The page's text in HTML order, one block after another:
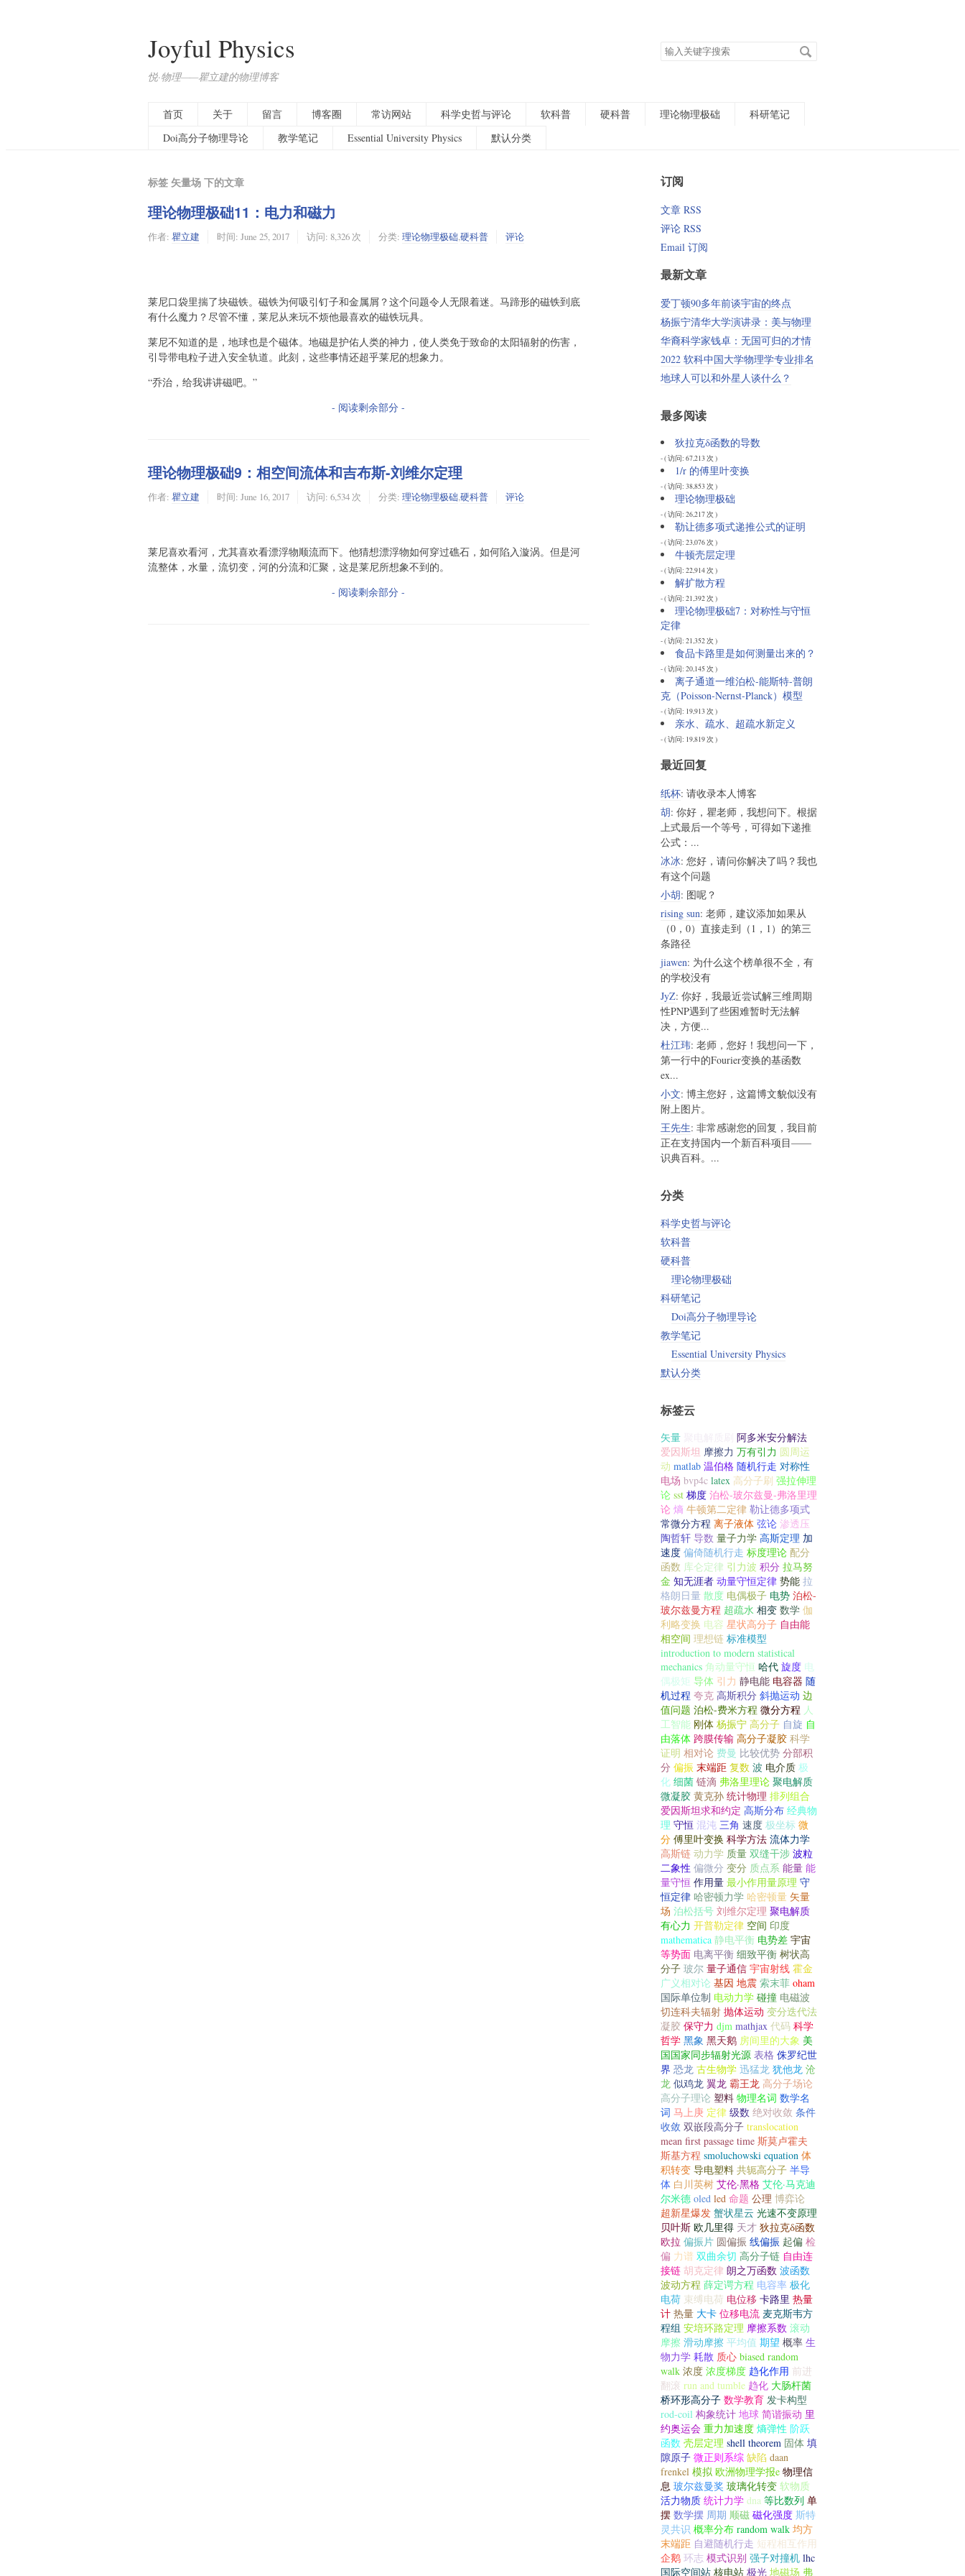
Joyful Physics
悦·物理——瞿立建的物理博客
搜
首页 关于 留言 博客圈 常访网站 科学史哲与评论 软科普 硬科普 理论物理极础
科研笔记
Doi高分子物理导论
教学笔记 Essential University Physics 默认分类
标签 矢量场 下的文章
理论物理极础11：电力和磁力
作者: 瞿立建 时间: June 25, 2017 访问: 8,326 次 分类: 理论物理极础,硬科普 评论
莱尼口袋里揣了块磁铁。磁铁为何吸引钉子和金属屑？这个问题令人无限着迷。马蹄形的磁铁到底
有什么魔力？尽管不懂，莱尼从来玩不烦他最喜欢的磁铁玩具。
莱尼不知道的是，地球也是个磁体。地磁是护佑人类的神力，使人类免于致命的太阳辐射的伤害，
引导带电粒子进入安全轨道。此刻，这些事情还超乎莱尼的想象力。
“乔治，给我讲讲磁吧。”
- 阅读剩余部分 -
理论物理极础9：相空间流体和吉布斯-刘维尔定理
作者: 瞿立建 时间: June 16, 2017 访问: 6,534 次 分类: 理论物理极础,硬科普 评论
莱尼喜欢看河，尤其喜欢看漂浮物顺流而下。他猜想漂浮物如何穿过礁石，如何陷入漩涡。但是河
流整体，水量，流切变，河的分流和汇聚，这是莱尼所想象不到的。
- 阅读剩余部分 -
订阅
文章 RSS
评论 RSS
Email 订阅
最新文章
爱丁顿90多年前谈宇宙的终点
杨振宁清华大学演讲录：美与物理
华裔科学家钱卓：无国可归的才情
2022 软科中国大学物理学专业排名
地球人可以和外星人谈什么？
最多阅读
狄拉克δ函数的导数
- ( 访问: 67,213 次 )
1/r 的傅里叶变换
- ( 访问: 38,853 次 )
理论物理极础
- ( 访问: 26,217 次 )
勒让德多项式递推公式的证明
- ( 访问: 23,076 次 )
牛顿壳层定理
- ( 访问: 22,914 次 )
解扩散方程
- ( 访问: 21,392 次 )
理论物理极础7：对称性与守恒
定律
- ( 访问: 21,352 次 )
食品卡路里是如何测量出来的？
- ( 访问: 20,145 次 )
离子通道一维泊松-能斯特-普朗
克（Poisson-Nernst-Planck）模型
- ( 访问: 19,913 次 )
亲水、疏水、超疏水新定义
- ( 访问: 19,819 次 )
最近回复
纸杯: 请收录本人博客
胡: 你好，瞿老师，我想问下。根据
上式最后一个等号，可得如下递推
公式：...
冰冰: 您好，请问你解决了吗？我也
有这个问题
小胡: 图呢？
rising sun: 老师，建议添加如果从
（0，0）直接走到（1，1）的第三
条路径
jiawen: 为什么这个榜单很不全，有
的学校没有
JyZ: 你好，我最近尝试解三维周期
性PNP遇到了些困难暂时无法解
决，方便...
杜江玮: 老师，您好！我想问一下，
第一行中的Fourier变换的基函数
ex...
小文: 博主您好，这篇博文貌似没有
附上图片。
王先生: 非常感谢您的回复，我目前
正在支持国内一个新百科项目——
识典百科。...
分类
科学史哲与评论
软科普
硬科普
理论物理极础
科研笔记
Doi高分子物理导论
教学笔记
Essential University Physics
默认分类
标签云
矢量
阿多米安分解法
爱因斯坦 摩擦力 万有引力 圆周运
动 matlab 温伯格 随机行走 对称性
电场 bvp4c latex 高分子刷 强拉伸理
论 sst 梯度 泊松-玻尔兹曼-弗洛里理
论 熵 牛顿第二定律 勒让德多项式
常微分方程 离子液体 弦论 渗透压
陶哲轩 导数 量子力学 高斯定理 加
速度 偏倚随机行走 标度理论 配分
函数 库仑定律 引力波 积分 拉马努
金 知无涯者 动量守恒定律 势能 拉
格朗日量 散度 电偶极子 电势 泊松-
玻尔兹曼方程 超疏水 相变 数学 伽
利略变换 电容 星状高分子 自由能
相空间 理想链 标准模型
introduction to modern statistical
mechanics 角动量守恒 哈代 旋度 电
偶极矩 导体 引力 静电能 电容器 随
机过程 夸克 高斯积分 斜抛运动 边
值问题 泊松-费米方程 微分方程 人
工智能 刚体 杨振宁 高分子 自旋 自
由落体 跨膜传输 高分子凝胶 科学
证明 相对论 费曼 比较优势 分部积
分 偏振 末端距 复数 波 电介质 极
化 细菌 链滴 弗洛里理论 聚电解质
微凝胶 黄克孙 统计物理 排列组合
爱因斯坦求和约定 高斯分布 经典物
理 守恒 混沌 三角 速度 极坐标 微
分 傅里叶变换 科学方法 流体力学
高斯链 动力学 质量 双缝干涉 波粒
二象性 偏微分 变分 质点系 能量 能
量守恒 作用量 最小作用量原理 守
恒定律 哈密顿力学 哈密顿量 矢量
场 泊松括号 刘维尔定理 聚电解质
有心力 开普勒定律 空间 印度
mathematica 静电平衡 电势差 宇宙
等势面 电离平衡 细致平衡 树状高
分子 玻尔 量子通信 宇宙射线 霍金
广义相对论 基因 地震 索末菲 oham
国际单位制 电动力学 碰撞 电磁波
切连科夫辐射 抛体运动 变分迭代法
凝胶 保守力 djm mathjax 代码 科学
哲学 黑象 黑天鹅 房间里的大象 美
国国家同步辐射光源 表格 侏罗纪世
界 恐龙 古生物学 迅猛龙 犹他龙 沧
龙 似鸡龙 翼龙 霸王龙 高分子场论
高分子理论 塑料 物理名词 数学名
词 马上庚 定律 级数 绝对收敛 条件
收敛 双嵌段高分子 translocation
mean first passage time 斯莫卢霍夫
斯基方程 smoluchowski equation 体
积转变 导电塑料 共轭高分子 半导
体 白川英树 艾伦·黑格 艾伦·马克迪
尔米德 oled led 命题 公理 博弈论
超新星爆发 蟹状星云 光速不变原理
贝叶斯 欧几里得 天才 狄拉克δ函数
欧拉 偏振片 圆偏振 线偏振 起偏 检
偏 力谱 双曲余切 高分子链 自由连
接链 胡克定律 朗之万函数 波函数
波动方程 薛定谔方程 电容率 极化
电荷 束缚电荷 电位移 卡路里 热量
计 热量 大卡 位移电流 麦克斯韦方
程组 安培环路定理 摩擦系数 滚动
摩擦 滑动摩擦 平均值 期望 概率 生
物力学 耗散 质心 biased random
walk 浓度 浓度梯度 趋化作用 前进
翻滚 run and tumble 趋化 大肠杆菌
桥环形高分子 数学教育 发卡构型
rod-coil 构象统计 地球 简谐振动 里
约奥运会 重力加速度 熵弹性 阶跃
函数 壳层定理 shell theorem 固体 填
隙原子 微正则系综 缺陷 daan
frenkel 模拟 欧洲物理学报e 物理信
息 玻尔兹曼奖 玻璃化转变 软物质
活力物质 统计力学 dna 等比数列 单
摆 数学摆 周期 顺磁 磁化强度 斯特
灵共识 概率分布 random walk 均方
末端距 自避随机行走 短程相互作用
企鹅 环志 模式识别 强子对撞机 lhc
国际空间站 核电站 极光 地磁场 弗